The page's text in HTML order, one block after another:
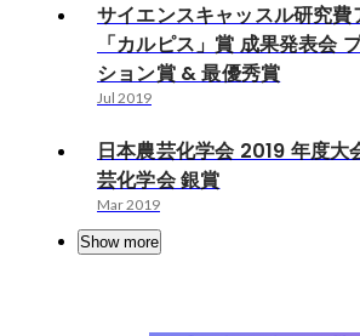
サイエンスキャッスル研究費
「カルピス」賞 成果発表会
ション賞 & 最優秀賞
Jul 2019
日本農芸化学会 2019 年度大
芸化学会 銀賞
Mar 2019
Show more